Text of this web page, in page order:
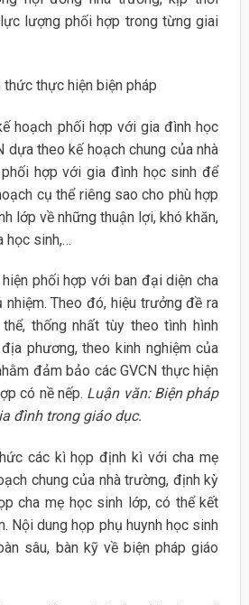
lượng phối hợp trong từng giai
thức thực hiện biện pháp
hoạch phối hợp với gia đình học
dựa theo kế hoạch chung của nhà
hợp với gia đình học sinh để
cụ thể riêng sao cho phù hợp
lớp về những thuận lợi, khó khăn,
học sinh,…
phối hợp với ban đại diện cha
Theo đó, hiệu trưởng đề ra
thống nhất tùy theo tình hình
phương, theo kinh nghiệm của
đảm bảo các GVCN thực hiện
có nề nếp. Luận văn: Biện pháp
đình trong giáo dục.
các kì họp định kì với cha mẹ
chung của nhà trường, định kỳ
cha mẹ học sinh lớp, có thể kết
Nội dung họp phụ huynh học sinh
sâu, bàn kỹ về biện pháp giáo